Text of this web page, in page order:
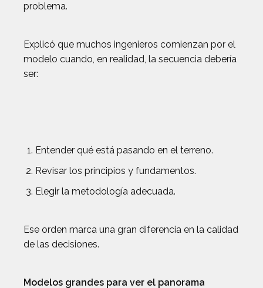
problema.
Explicó que muchos ingenieros comienzan por el
modelo cuando, en realidad, la secuencia debería
ser:
Entender qué está pasando en el terreno.
Revisar los principios y fundamentos.
Elegir la metodología adecuada.
Ese orden marca una gran diferencia en la calidad
de las decisiones.
Modelos grandes para ver el panorama